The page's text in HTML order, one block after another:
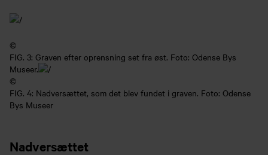
©
FIG. 3: Graven efter oprensning set fra øst. Foto: Odense Bys
Museer.
©
FIG. 4: Nadversættet, som det blev fundet i graven. Foto: Odense
Bys Museer
Nadversættet